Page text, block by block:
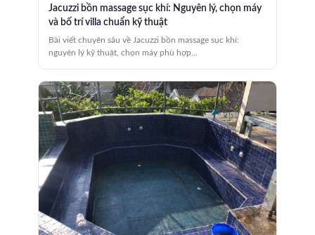
Jacuzzi bồn massage sục khí: Nguyên lý, chọn máy
và bố trí villa chuẩn kỹ thuật
Bài viết chuyên sâu về Jacuzzi bồn massage sục khí:
nguyên lý kỹ thuật, chọn máy phù hợp…